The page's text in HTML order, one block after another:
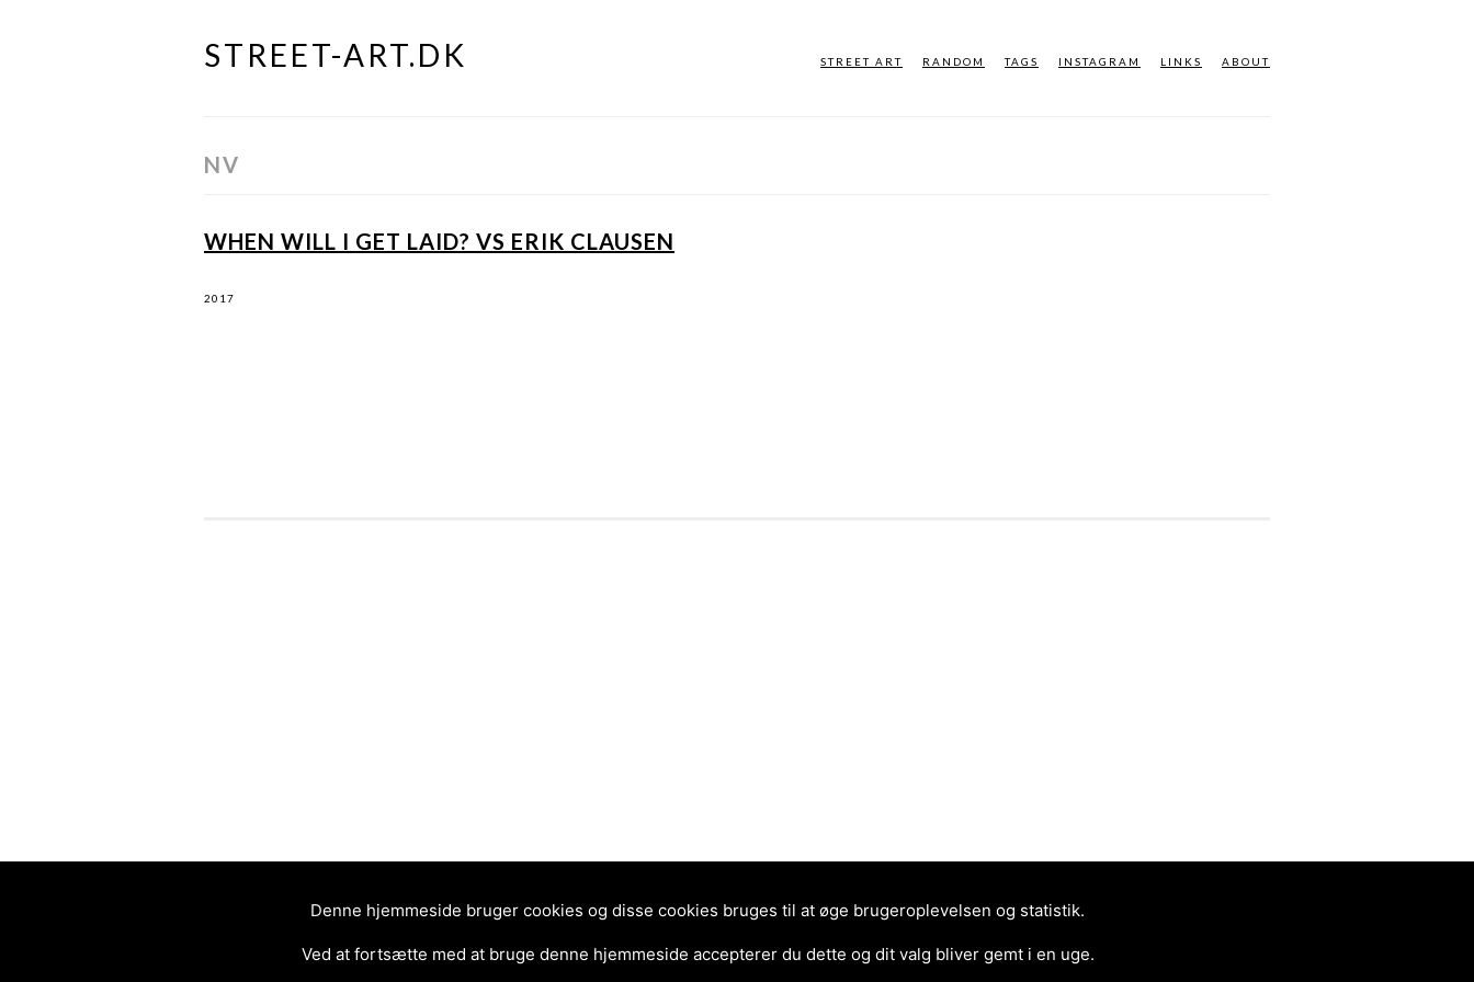
Skip
STREET-ART.DK STREET ART RANDOM TAGS INSTAGRAM LINKS ABOUT
NV
WHEN WILL I GET LAID? VS ERIK CLAUSEN
2017
Denne hjemmeside bruger cookies og disse cookies bruges til at øge brugeroplevelsen og statistik.
Ved at fortsætte med at bruge denne hjemmeside accepterer du dette og dit valg bliver gemt i en uge.